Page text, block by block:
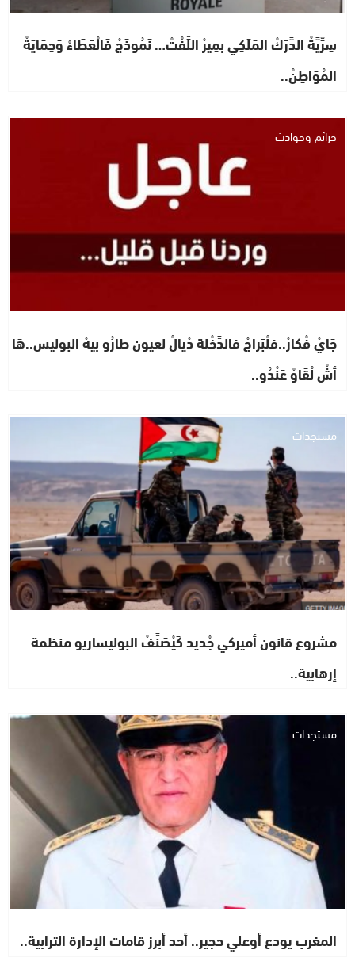
سِرِّيَّةْ الدَّرَكْ المَلَكِي بِمِيرْ اللِّفْتْ… نَمُوذَجْ فَالْعَطَاءْ وَحِمَايَةْ
المُوَاطِنْ..
جرائم وحوادث
جَايْ فْكَارْ..فَلْبَراجْ فالدَّخْلَة دْيالْ لعيون طَارُو بيهْ البوليس..هَا
أشْ لْقَاوْ عَنْدُو..
مستجدات
مشروع قانون أميركي جْديد كَيْصَنَّفْ البوليساريو منظمة
إرهابية..
مستجدات
المغرب يودع أوعلي حجير.. أحد أبرز قامات الإدارة الترابية..